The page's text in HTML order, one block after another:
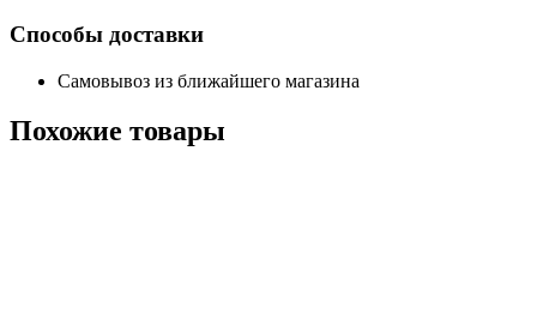
Способы доставки
Самовывоз из ближайшего магазина
Похожие товары